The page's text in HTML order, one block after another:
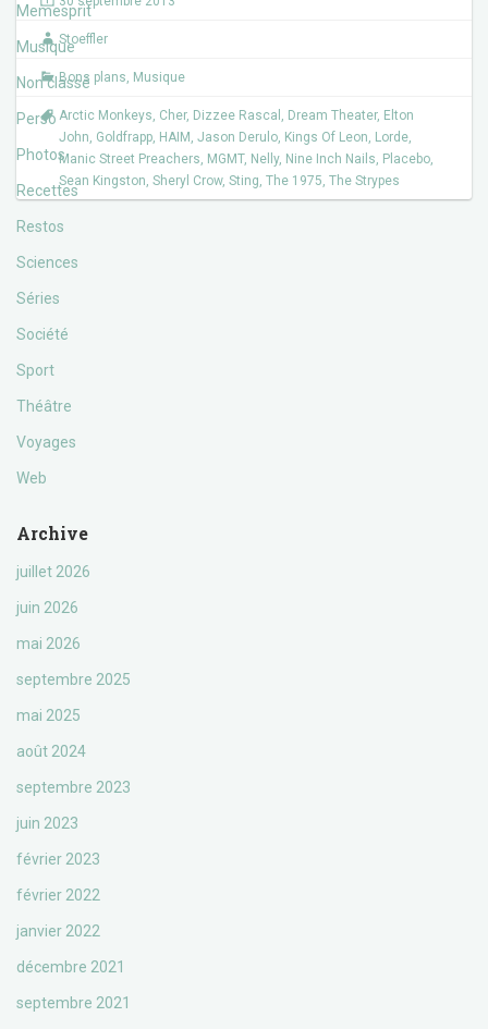
Memesprit
Musique
Non classé
Perso
Photos
Recettes
Restos
Sciences
Séries
Société
Sport
Théâtre
Voyages
Web
Archive
juillet 2026
juin 2026
mai 2026
septembre 2025
mai 2025
août 2024
septembre 2023
juin 2023
février 2023
février 2022
janvier 2022
décembre 2021
septembre 2021
b
o
t
r
Stoeffler
Bons plans, Musique
Arctic Monkeys, Cher, Dizzee Rascal , Dream Theater, Elton
John, Goldfrapp, HAIM , Jason Derulo, Kings Of Leon, Lorde,
Manic Street Preachers, MGMT, Nelly, Nine Inch Nails, Placebo,
Sean Kingston, Sheryl Crow, Sting, The 1975, The Strypes